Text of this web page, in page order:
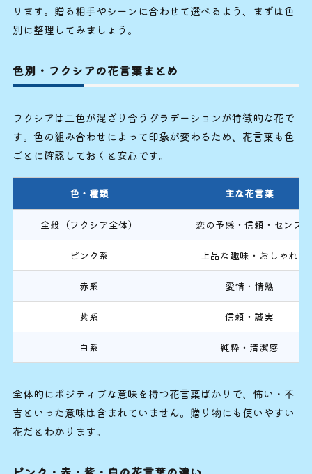
ります。贈る相手やシーンに合わせて選べるよう、まずは色
別に整理してみましょう。
色別・フクシアの花言葉まとめ
フクシアは二色が混ざり合うグラデーションが特徴的な花で
す。色の組み合わせによって印象が変わるため、花言葉も色
ごとに確認しておくと安心です。
色・種類 主な花言葉
全般（フクシア全体） 恋の予感・信頼・センス
ピンク系 上品な趣味・おしゃれ
赤系 愛情・情熱
紫系 信頼・誠実
白系 純粋・清潔感
全体的にポジティブな意味を持つ花言葉ばかりで、怖い・不
吉といった意味は含まれていません。贈り物にも使いやすい
花だとわかります。